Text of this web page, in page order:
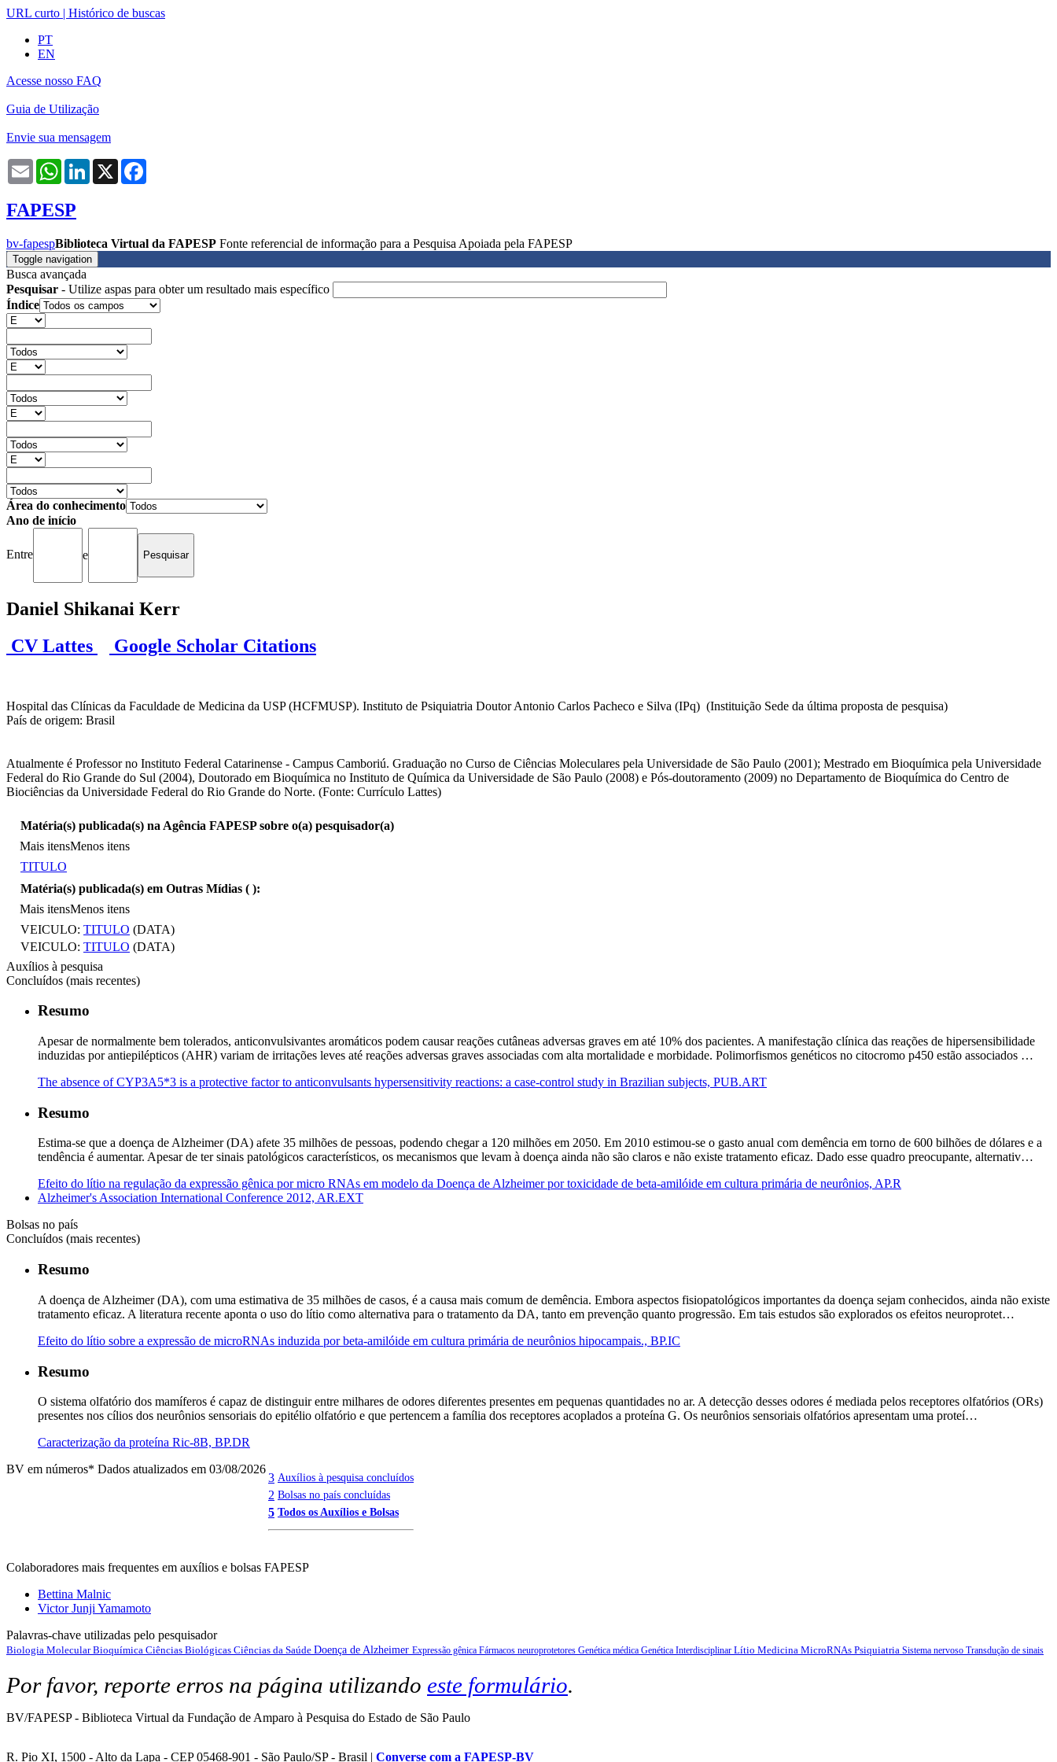
URL curto | Histórico de buscas
PT
EN
Acesse nosso FAQ
Guia de Utilização
Envie sua mensagem
Email WhatsAppLinkedIn
X
FAPESP
bv-fapespBiblioteca Virtual da FAPESP Fonte referencial de informação para a Pesquisa Apoiada pela FAPESP
Toggle navigation
Busca avançada
Pesquisar - Utilize aspas para obter um resultado mais específico
Índice
Área do conhecimento
Ano de início
Entre e
Daniel Shikanai Kerr
CV Lattes
Google Scholar Citations
Hospital das Clínicas da Faculdade de Medicina da USP (HCFMUSP). Instituto de Psiquiatria Doutor Antonio Carlos Pacheco e Silva (IPq) (Instituição Sede da última proposta de pesquisa)
País de origem: Brasil
Atualmente é Professor no Instituto Federal Catarinense - Campus Camboriú. Graduação no Curso de Ciências Moleculares pela Universidade de São Paulo (2001); Mestrado em Bioquímica pela Universidade
Federal do Rio Grande do Sul (2004), Doutorado em Bioquímica no Instituto de Química da Universidade de São Paulo (2008) e Pós-doutoramento (2009) no Departamento de Bioquímica do Centro de
Biociências da Universidade Federal do Rio Grande do Norte. (Fonte: Currículo Lattes)
Matéria(s) publicada(s) na Agência FAPESP sobre o(a) pesquisador(a)
Mais itensMenos itens
TITULO
Matéria(s) publicada(s) em Outras Mídias ( ):
Mais itensMenos itens
VEICULO: TITULO (DATA)
VEICULO: TITULO (DATA)
Auxílios à pesquisa
Concluídos (mais recentes)
Resumo
Apesar de normalmente bem tolerados, anticonvulsivantes aromáticos podem causar reações cutâneas adversas graves em até 10% dos pacientes. A manifestação clínica das reações de hipersensibilidade
induzidas por antiepilépticos (AHR) variam de irritações leves até reações adversas graves associadas com alta mortalidade e morbidade. Polimorfismos genéticos no citocromo p450 estão associados …
The absence of CYP3A5*3 is a protective factor to anticonvulsants hypersensitivity reactions: a case-control study in Brazilian subjects, PUB.ART
Resumo
Estima-se que a doença de Alzheimer (DA) afete 35 milhões de pessoas, podendo chegar a 120 milhões em 2050. Em 2010 estimou-se o gasto anual com demência em torno de 600 bilhões de dólares e a
tendência é aumentar. Apesar de ter sinais patológicos característicos, os mecanismos que levam à doença ainda não são claros e não existe tratamento eficaz. Dado esse quadro preocupante, alternativ…
Efeito do lítio na regulação da expressão gênica por micro RNAs em modelo da Doença de Alzheimer por toxicidade de beta-amilóide em cultura primária de neurônios, AP.R
Alzheimer's Association International Conference 2012, AR.EXT
Bolsas no país
Concluídos (mais recentes)
Resumo
A doença de Alzheimer (DA), com uma estimativa de 35 milhões de casos, é a causa mais comum de demência. Embora aspectos fisiopatológicos importantes da doença sejam conhecidos, ainda não existe
tratamento eficaz. A literatura recente aponta o uso do lítio como alternativa para o tratamento da DA, tanto em prevenção quanto progressão. Em tais estudos são explorados os efeitos neuroprotet…
Efeito do lítio sobre a expressão de microRNAs induzida por beta-amilóide em cultura primária de neurônios hipocampais., BP.IC
Resumo
O sistema olfatório dos mamíferos é capaz de distinguir entre milhares de odores diferentes presentes em pequenas quantidades no ar. A detecção desses odores é mediada pelos receptores olfatórios (ORs)
presentes nos cílios dos neurônios sensoriais do epitélio olfatório e que pertencem a família dos receptores acoplados a proteína G. Os neurônios sensoriais olfatórios apresentam uma proteí…
Caracterização da proteína Ric-8B, BP.DR
BV em números* Dados atualizados em 03/08/2026
3 Auxílios à pesquisa concluídos
2 Bolsas no país concluídas
5 Todos os Auxílios e Bolsas
Colaboradores mais frequentes em auxílios e bolsas FAPESP
Bettina Malnic
Victor Junji Yamamoto
Palavras-chave utilizadas pelo pesquisador
Biologia MolecularBioquímica Ciências Biológicas Ciências da Saúde Doença de Alzheimer Expressão gênica Fármacos neuroprotetores Genética médica Genética Interdisciplinar Lítio Medicina MicroRNAs Psiquiatria Sistema nervoso Transdução de sinais
Por favor, reporte erros na página utilizando este formulário.
BV/FAPESP - Biblioteca Virtual da Fundação de Amparo à Pesquisa do Estado de São Paulo
R. Pio XI, 1500 - Alto da Lapa - CEP 05468-901 - São Paulo/SP - Brasil | Converse com a FAPESP-BV